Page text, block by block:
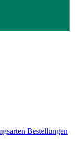
Bestellungen